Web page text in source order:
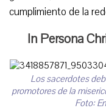
cumplimiento de la
In Persona
Los sacerdotes
promotores de la
Foto: